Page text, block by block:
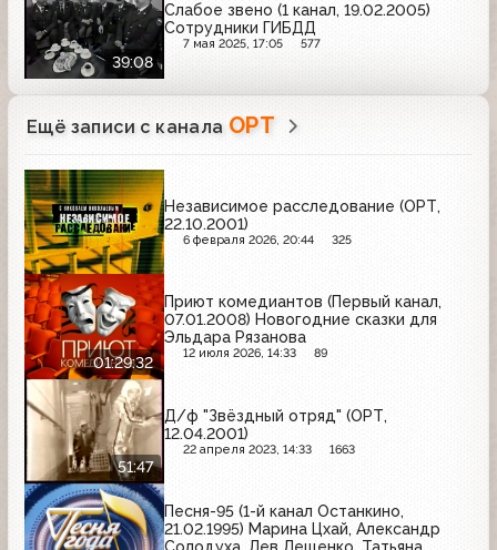
39:08
Слабое звено (1 канал, 19.02.2005)
Сотрудники ГИБДД
7 мая 2025, 17:05 577
Ещё записи с канала ОРТ
Независимое расследование (ОРТ,
22.10.2001)
6 февраля 2026, 20:44 325
01:29:32
Приют комедиантов (Первый канал,
07.01.2008) Новогодние сказки для
Эльдара Рязанова
12 июля 2026, 14:33 89
51:47
Д/ф "Звёздный отряд" (ОРТ,
12.04.2001)
22 апреля 2023, 14:33 1663
Песня-95 (1-й канал Останкино,
21.02.1995) Марина Цхай, Александр